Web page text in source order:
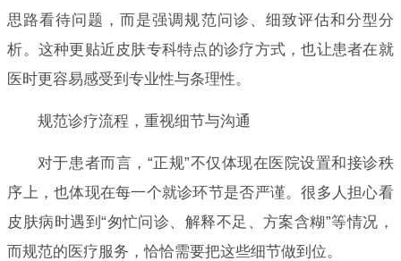
思路看待问题，而是强调规范问诊、细致评估和分型分
析。这种更贴近皮肤专科特点的诊疗方式，也让患者在就
医时更容易感受到专业性与条理性。
规范诊疗流程，重视细节与沟通
对于患者而言，“正规”不仅体现在医院设置和接诊秩
序上，也体现在每一个就诊环节是否严谨。很多人担心看
皮肤病时遇到“匆忙问诊、解释不足、方案含糊”等情况，
而规范的医疗服务，恰恰需要把这些细节做到位。